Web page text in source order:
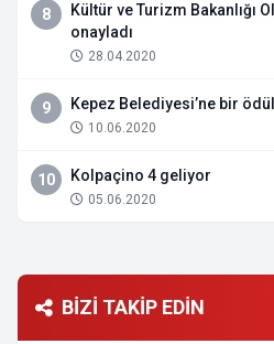
8
Kültür ve Turizm Bakanlığı
onayladı
28.04.2020
9 Kepez Belediyesi’ne bir
10.06.2020
10 Kolpaçino 4 geliyor
05.06.2020
BİZİ TAKİP EDİN